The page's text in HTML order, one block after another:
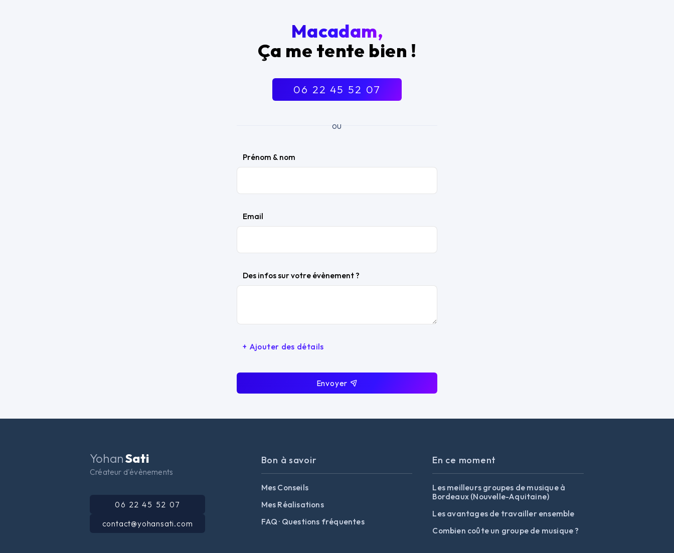
Macadam,
Ça me tente bien !
06 22 45 52 07
ou
Prénom & nom
Email
Des infos sur votre évènement ?
+ Ajouter des détails
Envoyer
YohanSati
Créateur d'évènements
06 22 45 52 07
contact@yohansati.com
Bon à savoir
Mes Conseils
Mes Réalisations
FAQ · Questions fréquentes
En ce moment
Les meilleurs groupes de musique à
Bordeaux (Nouvelle-Aquitaine)
Les avantages de travailler ensemble
Combien coûte un groupe de musique ?